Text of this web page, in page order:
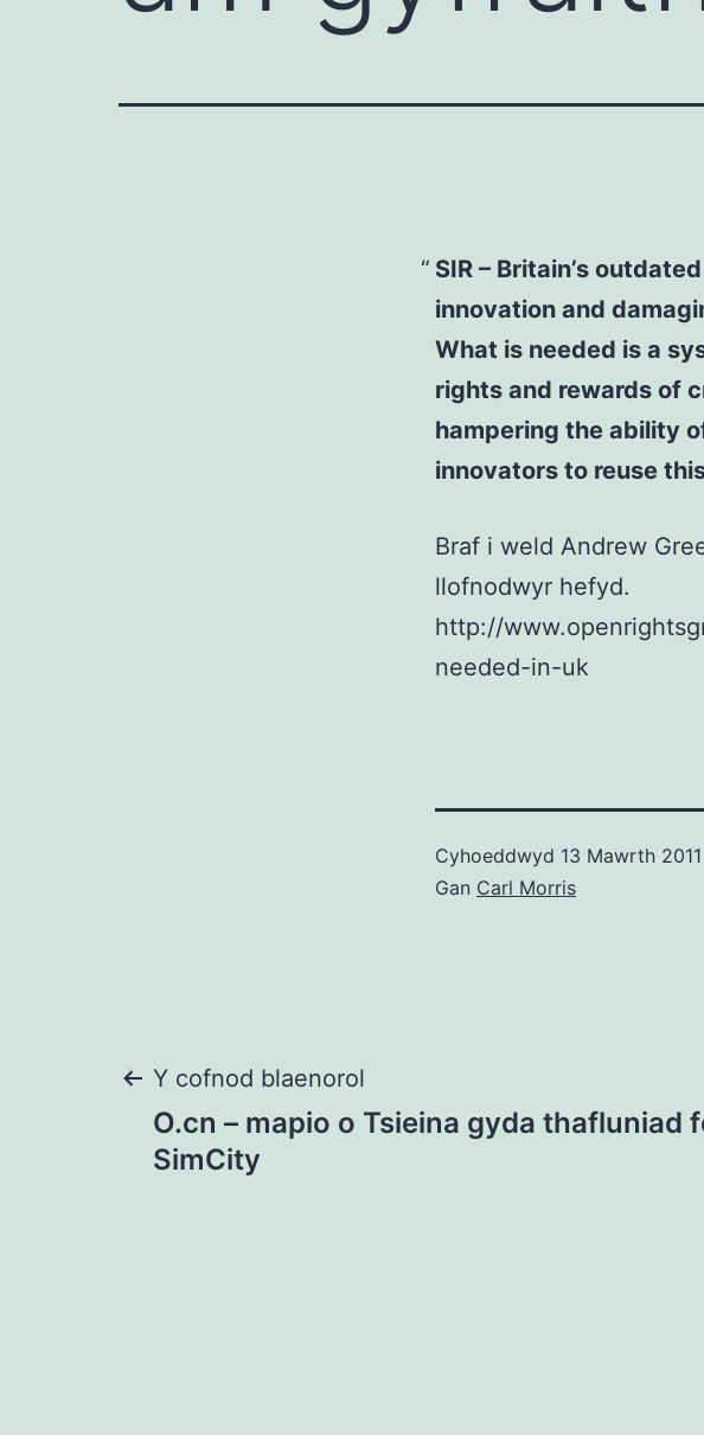
SIR – Britain’s
innovation and
What is needed is a
rights and rewards of
hampering the ability
innovators to reuse
Braf i weld Andrew
llofnodwyr hefyd.
http://
needed-in-uk
Cyhoeddwyd 13 Mawrth 2011
Gan Carl Morris
Llywio
cofnod
Y cofnod blaenorol
O.cn – mapio o Tsieina gyda thafluniad
SimCity